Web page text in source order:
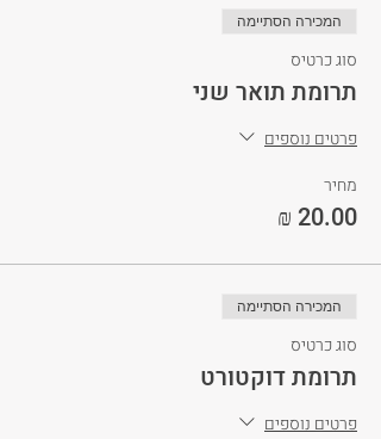
המכירה הסתיימה
סוג כרטיס
תרומת תואר שני
פרטים נוספים
מחיר
המכירה הסתיימה
סוג כרטיס
תרומת דוקטורט
פרטים נוספים